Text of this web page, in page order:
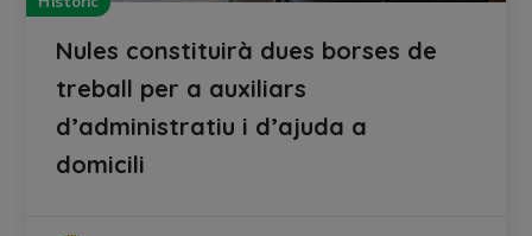
Nules constituirà dues borses de
treball per a auxiliars
d’administratiu i d’ajuda a
domicili